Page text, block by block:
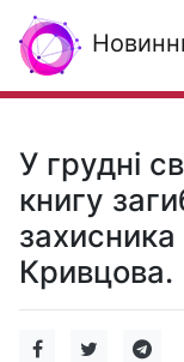
У грудні
книгу
Кривцова.